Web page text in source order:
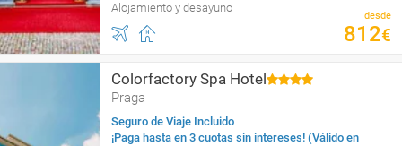
Alojamiento y desayuno
desde
812€
Colorfactory Spa Hotel
Praga
Seguro de Viaje Incluido
¡Paga hasta en 3 cuotas sin intereses! (Válido en